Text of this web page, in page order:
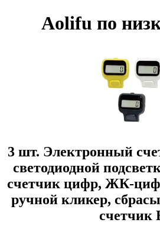
Aolifu по
3 шт. Электронный
светодиодной
счетчик цифр, ЖК-
ручной кликер,
счетчик